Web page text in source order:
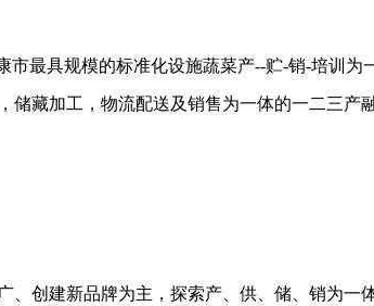
最具规模的标准化设施蔬菜产--贮-销-培训为
藏加工，物流配送及销售为一体的一二三产
创建新品牌为主，探索产、供、储、销为一